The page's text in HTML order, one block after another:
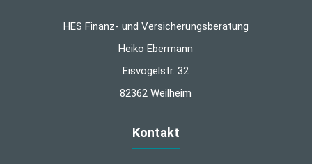
HES Finanz- und Versicherungsberatung
Heiko Ebermann
Eisvogelstr. 32
82362 Weilheim
Kontakt